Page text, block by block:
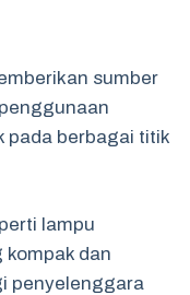
sumber
pada berbagai titik
lampu
dan
penyelenggara